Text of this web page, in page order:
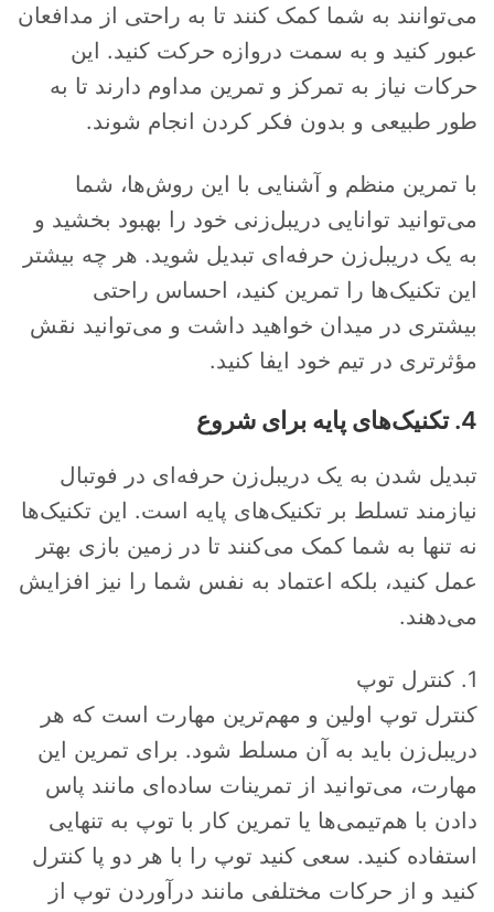
می‌توانند به شما کمک کنند تا به راحتی از مدافعان
عبور کنید و به سمت دروازه حرکت کنید. این
حرکات نیاز به تمرکز و تمرین مداوم دارند تا به
طور طبیعی و بدون فکر کردن انجام شوند.
با تمرین منظم و آشنایی با این روش‌ها، شما
می‌توانید توانایی دریبل‌زنی خود را بهبود بخشید و
به یک دریبل‌زن حرفه‌ای تبدیل شوید. هر چه بیشتر
این تکنیک‌ها را تمرین کنید، احساس راحتی
بیشتری در میدان خواهید داشت و می‌توانید نقش
مؤثرتری در تیم خود ایفا کنید.
4. تکنیک‌های پایه برای شروع
تبدیل شدن به یک دریبل‌زن حرفه‌ای در فوتبال
نیازمند تسلط بر تکنیک‌های پایه است. این تکنیک‌ها
نه تنها به شما کمک می‌کنند تا در زمین بازی بهتر
عمل کنید، بلکه اعتماد به نفس شما را نیز افزایش
می‌دهند.
1. کنترل توپ
کنترل توپ اولین و مهم‌ترین مهارت است که هر
دریبل‌زن باید به آن مسلط شود. برای تمرین این
مهارت، می‌توانید از تمرینات ساده‌ای مانند پاس
دادن با هم‌تیمی‌ها یا تمرین کار با توپ به تنهایی
استفاده کنید. سعی کنید توپ را با هر دو پا کنترل
کنید و از حرکات مختلفی مانند درآوردن توپ از